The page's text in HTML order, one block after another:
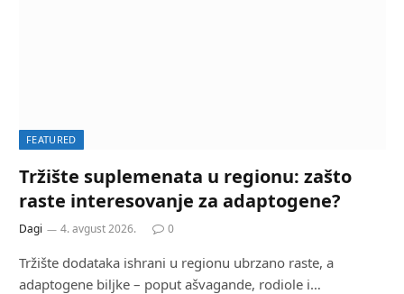
FEATURED
Tržište suplemenata u regionu: zašto
raste interesovanje za adaptogene?
Dagi 4. avgust 2026. 0
Tržište dodataka ishrani u regionu ubrzano raste, a
adaptogene biljke – poput ašvagande, rodiole i…